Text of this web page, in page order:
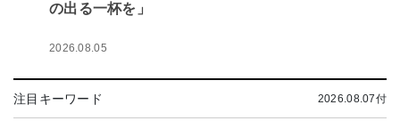
の出る一杯を」
2026.08.05
注目キーワード 2026.08.07付